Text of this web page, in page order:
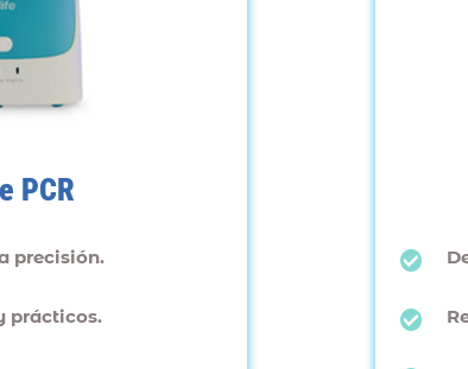
PCR
precisión.
prácticos.